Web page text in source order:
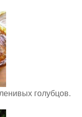
голубцов.